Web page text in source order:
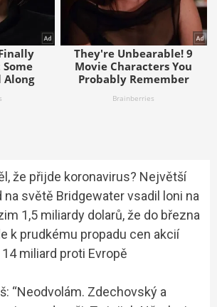
že přijde koronavirus? Největší
na světě Bridgewater vsadil loni na
1,5 miliardy dolarů, že do března
k prudkému propadu cen akcií
miliard proti Evropě
“Neodvolám. Zdechovský a